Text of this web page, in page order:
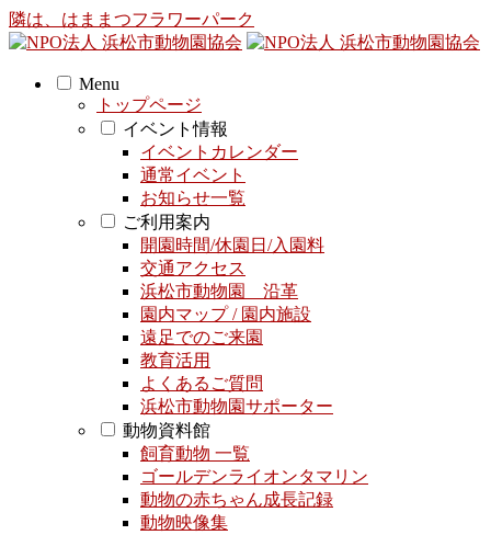
隣は、はままつフラワーパーク
Menu
トップページ
イベント情報
イベントカレンダー
通常イベント
お知らせ一覧
ご利用案内
開園時間/休園日/入園料
交通アクセス
浜松市動物園 沿革
園内マップ / 園内施設
遠足でのご来園
教育活用
よくあるご質問
浜松市動物園サポーター
動物資料館
飼育動物 一覧
ゴールデンライオンタマリン
動物の赤ちゃん成長記録
動物映像集